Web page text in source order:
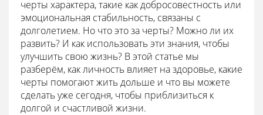
черты характера, такие как добросовестность или
эмоциональная стабильность, связаны с
долголетием. Но что это за черты? Можно ли их
развить? И как использовать эти знания, чтобы
улучшить свою жизнь? В этой статье мы
разберём, как личность влияет на здоровье, какие
черты помогают жить дольше и что вы можете
сделать уже сегодня, чтобы приблизиться к
долгой и счастливой жизни.